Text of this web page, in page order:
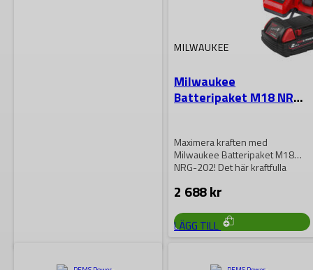
FESTOOL
MILWAUKEE
Milwaukee
Batteripaket M18 NRG-
Maximera kraften med
Milwaukee Batteripaket M18
NRG-202! Det här kraftfulla
att…
2 688kr
LÄGG TILL